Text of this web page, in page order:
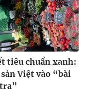
tiêu chuẩn xanh:
Việt vào “bài